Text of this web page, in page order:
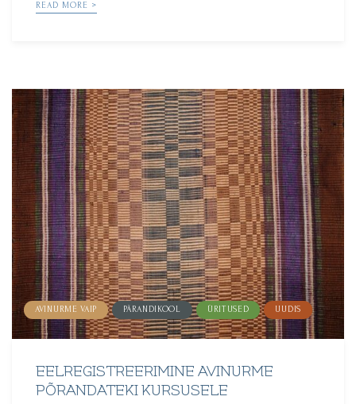
READ MORE >
AVINURME VAIP PÄRANDIKOOL ÜRITUSED UUDIS
EELREGISTREERIMINE AVINURME
PÕRANDATEKI KURSUSELE